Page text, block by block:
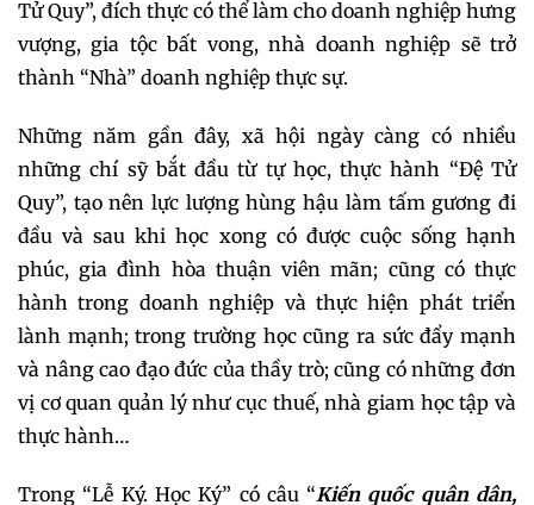
Tử Quy”, đích thực có thể làm cho doanh nghiệp hưng
vượng, gia tộc bất vong, nhà doanh nghiệp sẽ trở
thành “Nhà” doanh nghiệp thực sự.
Những năm gần đây, xã hội ngày càng có nhiều
những chí sỹ bắt đầu từ tự học, thực hành “Đệ Tử
Quy”, tạo nên lực lượng hùng hậu làm tấm gương đi
đầu và sau khi học xong có được cuộc sống hạnh
phúc, gia đình hòa thuận viên mãn; cũng có thực
hành trong doanh nghiệp và thực hiện phát triển
lành mạnh; trong trường học cũng ra sức đẩy mạnh
và nâng cao đạo đức của thầy trò; cũng có những đơn
vị cơ quan quản lý như cục thuế, nhà giam học tập và
thực hành…
Trong “Lễ Ký. Học Ký” có câu “Kiến quốc quân dân,